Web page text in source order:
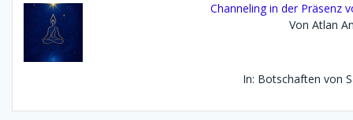
Channeling in der Präsenz
Von Atlan
In: Botschaften von